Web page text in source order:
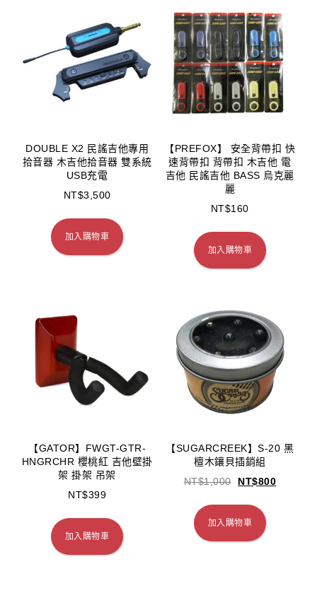
DOUBLE X2 民謠吉他專用
拾音器 木吉他拾音器 雙系統
USB充電
NT$3,500
加入購物車
【PREFOX】 安全背帶扣 快
速背帶扣 背帶扣 木吉他 電
吉他 民謠吉他 BASS 烏克麗
麗
NT$160
加入購物車
【GATOR】FWGT-GTR-
HNGRCHR 櫻桃紅 吉他壁掛
架 掛架 吊架
NT$399
加入購物車
【SUGARCREEK】S-20 黑
檀木鑲貝插銷組
NT$1,000 NT$800
加入購物車